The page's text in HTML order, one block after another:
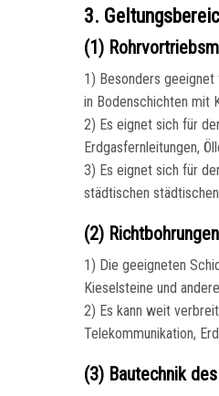
3.
(1)
1) Besonders geeignet
in Bodenschichten mit
2) Es eignet sich für
Erdgasfernleitungen,
3) Es eignet sich für
städtischen
(2)
1) Die geeigneten
Kieselsteine und
2) Es kann weit
Telekommunikation,
(3) Bautechnik